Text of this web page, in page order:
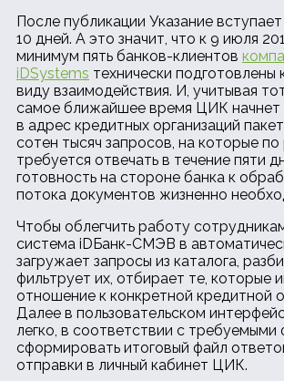
После публикации Указание
10 дней. А это значит, что к 9 июля
минимум пять банков-клиентов
iDSystems технически подготовлены
виду взаимодействия. И, учитывая
самое ближайшее время ЦИК начнет
в адрес кредитных организаций
сотен тысяч запросов, на которые по
требуется отвечать в течение пяти
готовность на стороне банка к
потока документов жизненно
Чтобы облегчить работу
система iDБанк-СМЭВ в
загружает запросы из каталога,
фильтрует их, отбирает те, которые
отношение к конкретной кредитной
Далее в пользовательском
легко, в соответствии с
сформировать итоговый файл
отправки в личный кабинет ЦИК.